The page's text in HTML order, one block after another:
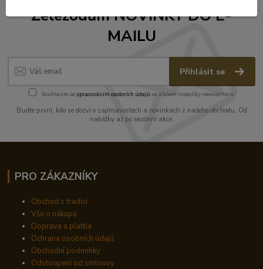
Železodům NOVINKY DO E-
MAILU
Přihlásit se
Souhlasím se zpracováním osobních údajůza účelem rozesílky newsletteru.
Buďte první, kdo se dozví o zajímavostech a novinkách z našeho obchodu. Od
nabídky až po sezónní akce.
PRO ZÁKAZNÍKY
Obchod s tradicí
Vše o nákupu
Doprava a platba
Ochrana osobních údajů
Obchodní podmínky
Odstoupení od smlouvy